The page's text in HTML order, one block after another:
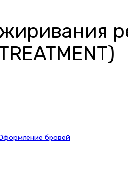
бровей